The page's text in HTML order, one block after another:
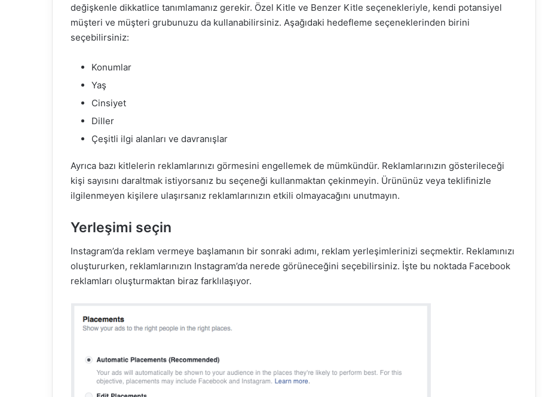
değişkenle dikkatlice tanımlamanız gerekir. Özel Kitle ve Benzer Kitle seçenekleriyle, kendi potansiyel
müşteri ve müşteri grubunuzu da kullanabilirsiniz. Aşağıdaki hedefleme seçeneklerinden birini
seçebilirsiniz:
Konumlar
Yaş
Cinsiyet
Diller
Çeşitli ilgi alanları ve davranışlar
Ayrıca bazı kitlelerin reklamlarınızı görmesini engellemek de mümkündür. Reklamlarınızın gösterileceği
kişi sayısını daraltmak istiyorsanız bu seçeneği kullanmaktan çekinmeyin. Ürününüz veya teklifinizle
ilgilenmeyen kişilere ulaşırsanız reklamlarınızın etkili olmayacağını unutmayın.
Yerleşimi seçin
Instagram’da reklam vermeye başlamanın bir sonraki adımı, reklam yerleşimlerinizi seçmektir. Reklamınızı
oluştururken, reklamlarınızın Instagram’da nerede görüneceğini seçebilirsiniz. İşte bu noktada Facebook
reklamları oluşturmaktan biraz farklılaşıyor.